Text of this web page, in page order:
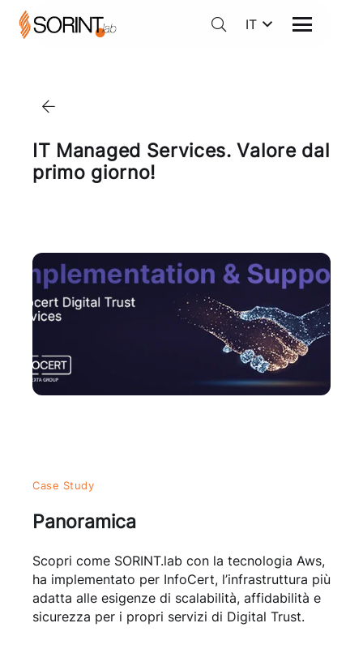
IT
IT Managed Services. Valore dal
primo giorno!
Case Study
Panoramica
Scopri come SORINT.lab con la tecnologia Aws,
ha implementato per InfoCert, l’infrastruttura più
adatta alle esigenze di scalabilità, affidabilità e
sicurezza per i propri servizi di Digital Trust.